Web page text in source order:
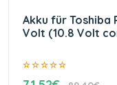
Akku für Toshiba
Volt (10.8 Volt